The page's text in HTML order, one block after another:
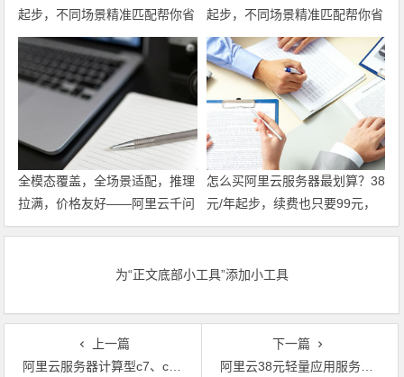
起步，不同场景精准匹配帮你省
到位 领代金券
起步，不同场景精准匹配帮你省
到位
全模态覆盖，全场景适配，推理
拉满，价格友好——阿里云千问
大模型，企业AI落地，选它就对
怎么买阿里云服务器最划算？38
元/年起步，续费也只要99元，
这份省钱攻略请收好 领代金券
为“正文底部小工具”添加小工具
上一篇
阿里云服务器计算型c7、c8a、c8i、c8y实例对比及选购指南 领代金券
下一篇
阿里云38元轻量应用服务器是否仍在售？购买入口在哪里？领代金券